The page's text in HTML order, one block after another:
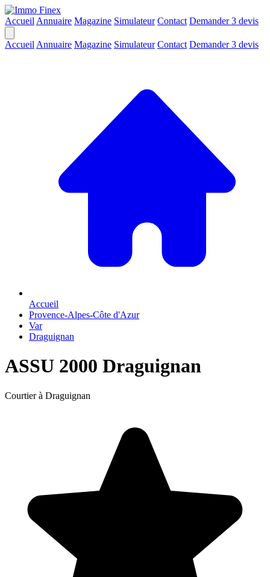
Accueil Annuaire Magazine Simulateur Contact Demander 3 devis
Accueil Annuaire Magazine Simulateur Contact Demander 3 devis
Accueil
Provence-Alpes-Côte d'Azur
Var
Draguignan
ASSU 2000 Draguignan
Courtier à Draguignan